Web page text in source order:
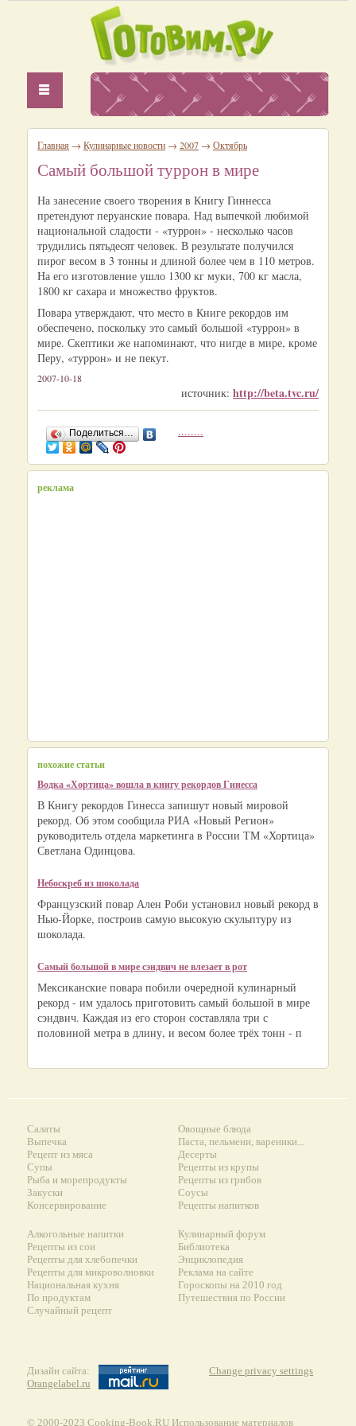
Главная → Кулинарные новости → 2007 → Октябрь
Самый большой туррон в мире
На занесение своего творения в Книгу Гиннесса
претендуют перуанские повара. Над выпечкой любимой
национальной сладости - «туррон» - несколько часов
трудились пятьдесят человек. В результате получился
пирог весом в 3 тонны и длиной более чем в 110 метров.
На его изготовление ушло 1300 кг муки, 700 кг масла,
1800 кг сахара и множество фруктов.
Повара утверждают, что место в Книге рекордов им
обеспечено, поскольку это самый большой «туррон» в
мире. Скептики же напоминают, что нигде в мире, кроме
Перу, «туррон» и не пекут.
2007-10-18
источник: http://beta.tvc.ru/
Поделиться… ........
реклама
похожие статьи
Водка «Хортица» вошла в книгу рекордов Гинесса
В Книгу рекордов Гинесса запишут новый мировой
рекорд. Об этом сообщила РИА «Новый Регион»
руководитель отдела маркетинга в России ТМ «Хортица»
Светлана Одинцова.
Небоскреб из шоколада
Французский повар Ален Роби установил новый рекорд в
Нью-Йорке, построив самую высокую скульптуру из
шоколада.
Самый большой в мире сэндвич не влезает в рот
Мексиканские повара побили очередной кулинарный
рекорд - им удалось приготовить самый большой в мире
сэндвич. Каждая из его сторон составляла три с
половиной метра в длину, и весом более трёх тонн - п
Салаты
Выпечка
Рецепт из мяса
Супы
Рыба и морепродукты
Закуски
Консервирование
Овощные блюда
Паста, пельмени, вареники...
Десерты
Рецепты из крупы
Рецепты из грибов
Соусы
Рецепты напитков
Алкогольные напитки
Рецепты из сои
Рецепты для хлебопечки
Рецепты для микроволновки
Национальная кухня
По продуктам
Случайный рецепт
Кулинарный форум
Библиотека
Энциклопедия
Реклама на сайте
Гороскопы на 2010 год
Путешествия по России
Дизайн сайта:
Orangelabel.ru
Change privacy settings
© 2000-2023 Сooking-Book.RU Использование материалов